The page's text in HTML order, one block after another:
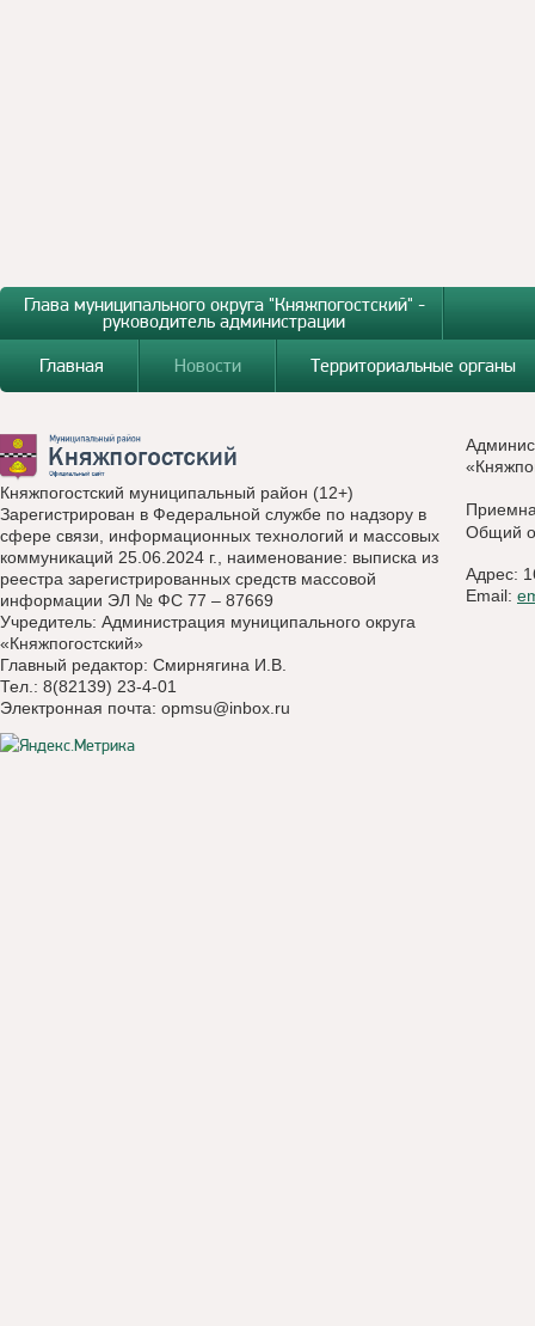
Глава муниципального округа "Княжпогостский" -
руководитель администрации
Главная
Новости Территориальные органы
Княжпогостский муниципальный район (12+)
Зарегистрирован в Федеральной службе по надзору в
сфере связи, информационных технологий и массовых
коммуникаций 25.06.2024 г., наименование: выписка из
реестра зарегистрированных средств массовой
информации ЭЛ № ФС 77 – 87669
Учредитель: Администрация муниципального округа
«Княжпогостский»
Главный редактор: Смирнягина И.В.
Тел.: 8(82139) 23-4-01
Электронная почта: opmsu@inbox.ru
Общий
Адрес:
Email: